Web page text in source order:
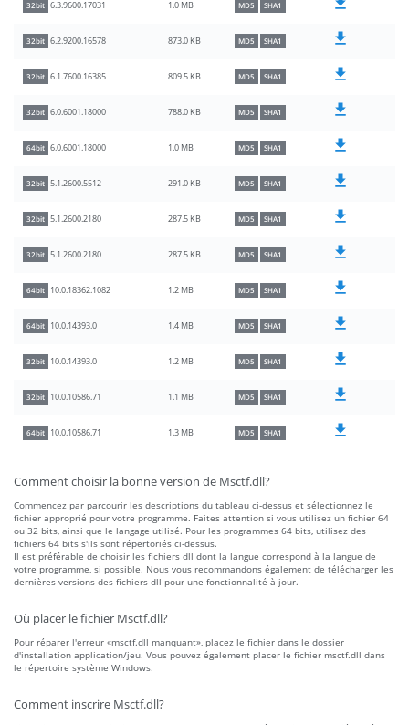
32bit 6.3.9600.17031 1.0 MB MD5 SHA1
32bit 6.2.9200.16578 873.0 KB MD5 SHA1
32bit 6.1.7600.16385 809.5 KB MD5 SHA1
32bit 6.0.6001.18000 788.0 KB MD5 SHA1
64bit 6.0.6001.18000 1.0 MB MD5 SHA1
32bit 5.1.2600.5512 291.0 KB MD5 SHA1
32bit 5.1.2600.2180 287.5 KB MD5 SHA1
32bit 5.1.2600.2180 287.5 KB MD5 SHA1
64bit 10.0.18362.1082 1.2 MB MD5 SHA1
64bit 10.0.14393.0 1.4 MB MD5 SHA1
32bit 10.0.14393.0 1.2 MB MD5 SHA1
32bit 10.0.10586.71 1.1 MB MD5 SHA1
64bit 10.0.10586.71 1.3 MB MD5 SHA1
Comment choisir la bonne version de Msctf.dll?
Commencez par parcourir les descriptions du tableau ci-dessus et sélectionnez le
fichier approprié pour votre programme. Faites attention si vous utilisez un fichier 64
ou 32 bits, ainsi que le langage utilisé. Pour les programmes 64 bits, utilisez des
fichiers 64 bits s'ils sont répertoriés ci-dessus.
Il est préférable de choisir les fichiers dll dont la langue correspond à la langue de
votre programme, si possible. Nous vous recommandons également de télécharger les
dernières versions des fichiers dll pour une fonctionnalité à jour.
Où placer le fichier Msctf.dll?
Pour réparer l'erreur «msctf.dll manquant», placez le fichier dans le dossier
d'installation application/jeu. Vous pouvez également placer le fichier msctf.dll dans
le répertoire système Windows.
Comment inscrire Msctf.dll?